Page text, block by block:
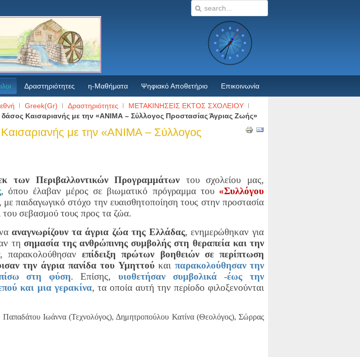
Δραστηριότητες η-Μαθήματα Ψηφιακό Αποθετήριο Επικοινωνία
Greek(Gr) Δραστηριότητες
ΜΕΤΑΚΙΝΗΣΕΙΣ ΕΚΤΟΣ ΣΧΟΛΕΙΟΥ
δάσος Καισαριανής με την «ΑΝΙΜΑ – Σύλλογος Προστασίας Άγριας Ζωής»
με την «ΑΝΙΜΑ – Σύλλογος
των Περιβαλλοντικών Προγραμμάτωντου σχολείου μας,
, όπου έλαβαν μέρος σε βιωματικό πρόγραμμα του «Συλλόγου
, με παιδαγωγικό στόχο την ευαισθητοποίηση τους στην προστασία
του σεβασμού τους προς τα ζώα.
νααναγνωρίζουν τα άγρια ζώα της Ελλάδας, ενημερώθηκαν για
τη σημασία της ανθρώπινης συμβολής στη θεραπεία και την
, παρακολούθησαν επίδειξη πρώτων βοηθειών σε περίπτωση
την άγρια πανίδα του Υμηττούκαι παρακολούθησαν την
πίσω στη φύση. Επίσης,υιοθετήσαν συμβολικά -έως την
και μια γερακίνα, τα οποία αυτή την περίοδο φιλοξενούνται
Ιωάννα (Τεχνολόγος), Δημητροπούλου Κατίνα (Θεολόγος), Σώρρας